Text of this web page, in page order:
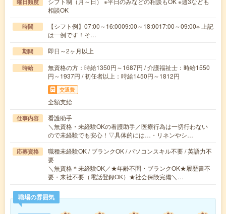
曜日頻度
相談OK
時間
【シフト例】07:00～16:0009:00～18:0017:00～09:00※ 上記
は一例です！そ…
期間 即日～2ヶ月以上
時給
無資格の方：時給1350円～1687円 / 介護福祉士：時給1550
円～1937円 / 初任者以上：時給1450円～1812円
交通費
全額支給
仕事内容
看護助手
＼無資格・未経験OKの看護助手／医療行為は一切行わない
ので未経験でも安心！▽具体的には…・リネンやシ…
応募資格
職種未経験OK / ブランクOK / パソコンスキル不要 / 英語力不
要
＼無資格＊未経験OK／★年齢不問・ブランクOK★履歴書不
要・来社不要（電話登録OK）★社会保険完備＼…
職場の雰囲気